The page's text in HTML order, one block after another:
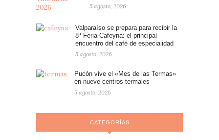
5 agosto, 2026
Valparaíso se prepara para recibir la
8ª Feria Cafeyna: el principal
encuentro del café de especialidad
5 agosto, 2026
Pucón vive el «Mes de las Termas»
en nueve centros termales
5 agosto, 2026
CATEGORÍAS